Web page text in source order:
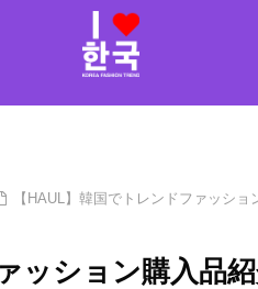
【HAUL】韓国でトレンドファッシ
ァッション購入